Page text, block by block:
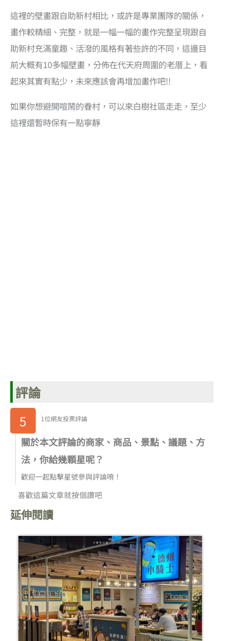
這裡的壁畫跟自助新村相比，或許是專業團隊的關係，
畫作較精細、完整，就是一幅一幅的畫作完整呈現跟自
助新村充滿童趣、活潑的風格有著些許的不同，這邊目
前大概有10多幅壁畫，分佈在代天府周圍的老厝上，看
起來其實有點少，未來應該會再增加畫作吧!!
如果你想避開喧鬧的眷村，可以來白樹社區走走，至少
這裡還暫時保有一點寧靜
評論
5
1位網友投票評論
關於本文評論的商家、商品、景點、議題、方
法，你給幾顆星呢？
歡迎一起點擊星號參與評論唷！
喜歡這篇文章就按個讚吧
延伸閱讀